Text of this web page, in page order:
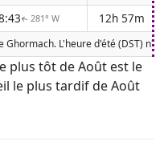
↑ 281° W 12h 57m
Ghormach. L'heure d'été (DST)
plus tôt de Août est le
le plus tardif de Août